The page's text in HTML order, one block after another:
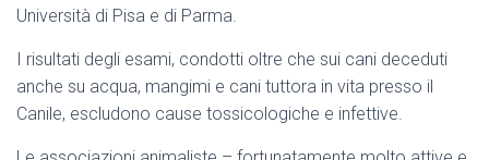
Università di Pisa e di Parma.
I risultati degli esami, condotti oltre che sui cani deceduti
anche su acqua, mangimi e cani tuttora in vita presso il
Canile, escludono cause tossicologiche e infettive.